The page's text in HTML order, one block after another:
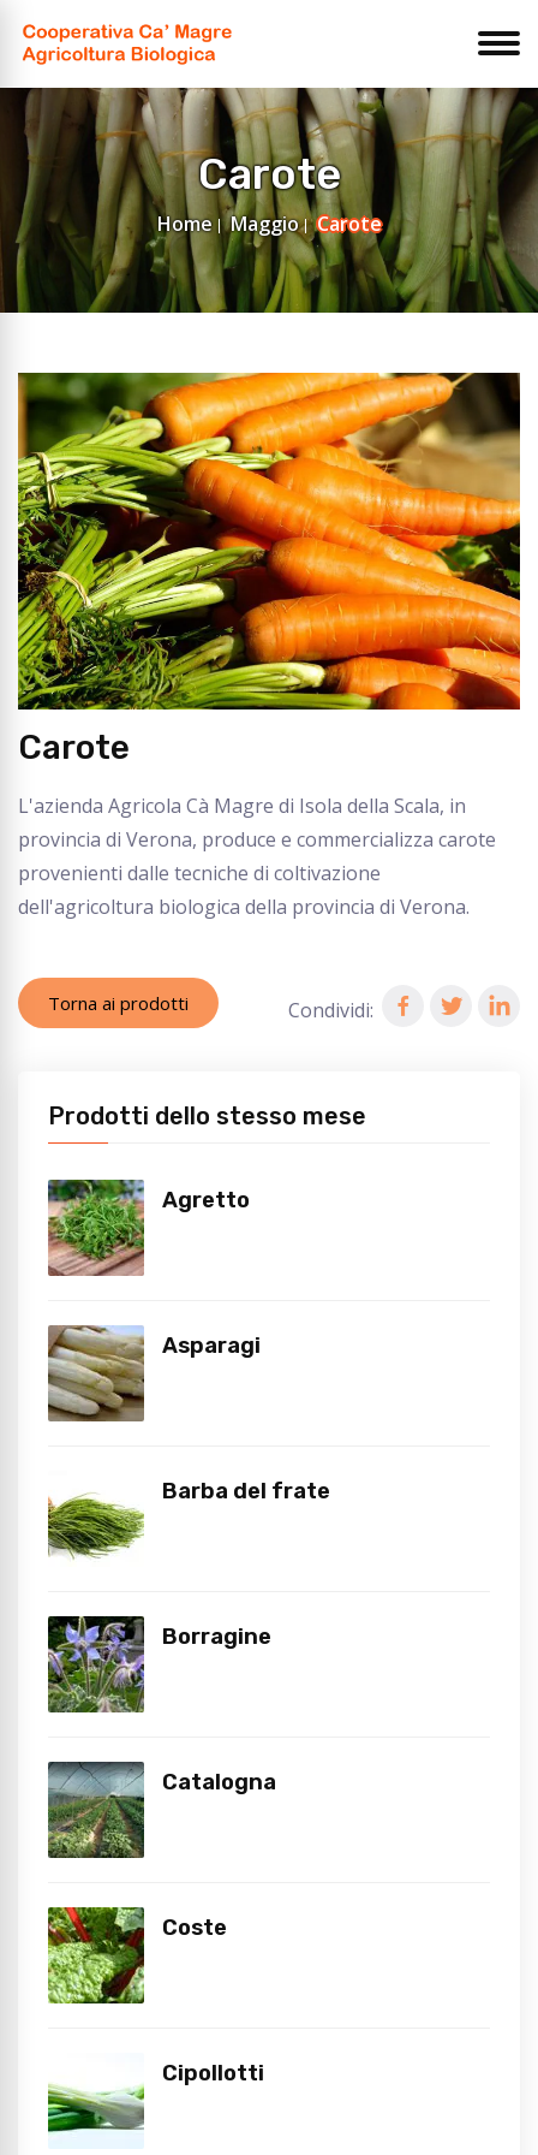
Carote
Home Maggio Carote
Carote
L'azienda Agricola Cà Magre di Isola della Scala, in
provincia di Verona, produce e commercializza carote
provenienti dalle tecniche di coltivazione
dell'agricoltura biologica della provincia di Verona.
Torna ai prodotti Condividi:
Prodotti dello stesso mese
Agretto
Asparagi
Barba del frate
Borragine
Catalogna
Coste
Cipollotti